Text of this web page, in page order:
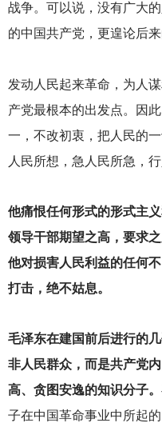
战争。可以说，没有广大
的中国共产党，更遑论后来
发动人民起来革命，为人
产党最根本的出发点。因
一，不改初衷，把人民的
人民所想，急人民所急，
他痛恨任何形式的形式主
领导干部期望之高，要求
他对损害人民利益的任何
打击，绝不姑息。
毛泽东在建国前后进行的
非人民群众，而是共产党
高、贪图安逸的知识分子。
子在中国革命事业中所起